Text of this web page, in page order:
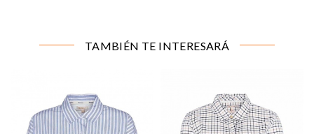
TAMBIÉN TE INTERESARÁ
sistemas. Puede configurar su navegador para bloquear
o alertar sobre estas cookies, pero alguna áreas del sitio
no funcionarán. Estas cookies no almacenan ninguna
información de identificación personal.